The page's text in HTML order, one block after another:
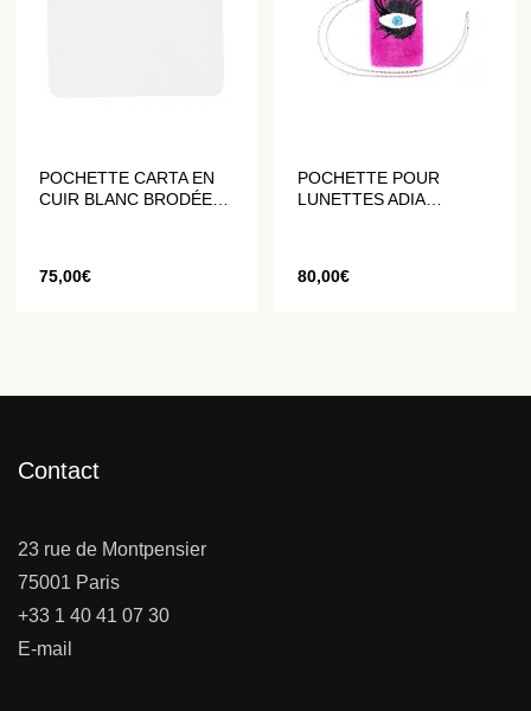
POCHETTE CARTA EN
CUIR BLANC BRODÉE
75,00€
POCHETTE POUR
LUNETTES ADIA
80,00€
Contact
23 rue de Montpensier
75001 Paris
+33 1 40 41 07 30
E-mail